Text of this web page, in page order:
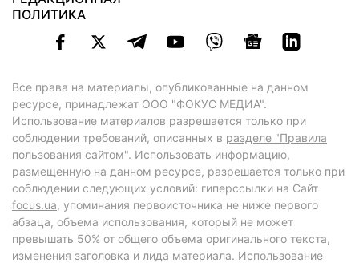
ПОЛИТИКА
Все права на материалы, опубликованные на данном
ресурсе, принадлежат ООО "ФОКУС МЕДИА".
Использование материалов разрешается только при
соблюдении требований, описанных в разделе "Правила
пользования сайтом". Использовать информацию,
размещенную на данном ресурсе, разрешается только при
соблюдении следующих условий: гиперссылки на Сайт
focus.ua, упоминания первоисточника не ниже первого
абзаца, объема использования, который не может
превышать 50% от общего объема оригинального текста,
изменения заголовка и лида материала. Использование